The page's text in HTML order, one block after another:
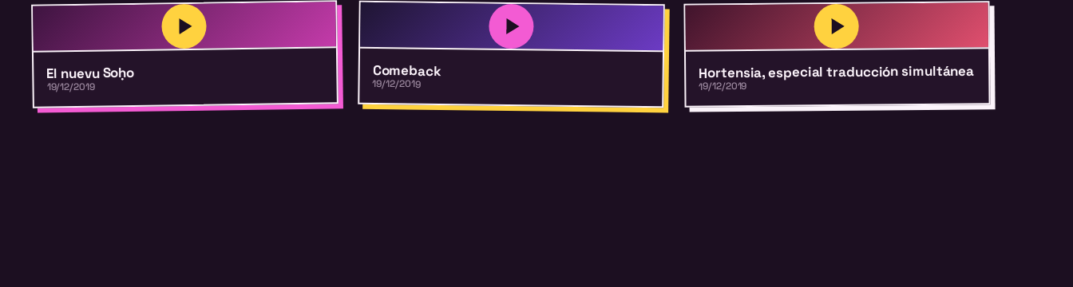
El nuevu Soḥo
19/12/2019
Comeback
19/12/2019
Hortensia, especial traducción simultánea
19/12/2019